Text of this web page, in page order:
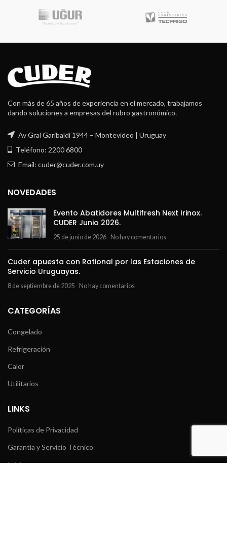
Con más de 65 años de experiencia en el mercado, trabajamos
dando soluciones a empresas del rubro gastronómico.
Av Gral Garibaldi 1944 – Montevideo | Uruguay
Teléfono: 2200 6800
Email: cuder@cuder.com.uy
NOVEDADES
Evento Abatidores Multifresh Next Irinox.
CUDER Junio 2026.
25 de junio de 2026 No hay comentarios
Cuder apuesta con Rational por las Estaciones de
Servicio Uruguayas.
8 de septiembre de 2025 No hay comentarios
CATEGORÍAS
Congelado
Refrigeración
Calor
Utilitarios
LINKS
Políticas de Privacidad
Garantía y Servicio Técnico
Inicio